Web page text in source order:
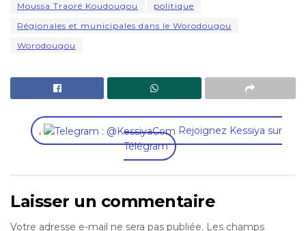
Moussa Traoré Koudougou
politique
Régionales et municipales dans le Worodougou
Worodougou
,
Rejoignez Kessiya sur
Télégram
Laisser un commentaire
Votre adresse e-mail ne sera pas publiée. Les champs